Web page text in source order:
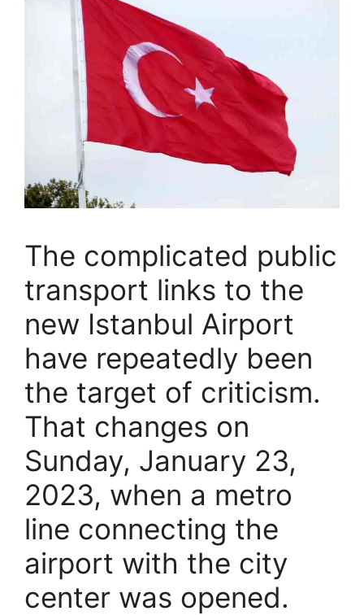
The complicated public
transport links to the
new Istanbul Airport
have repeatedly been
the target of criticism.
That changes on
Sunday, January 23,
2023, when a metro
line connecting the
airport with the city
center was opened.